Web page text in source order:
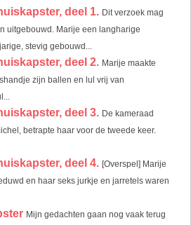
deel 1. Dit verzoek mag
uitgebouwd. Marije een langharige
stevig gebouwd...
deel 2. Marije maakte
zijn ballen en lul vrij van
deel 3. De kameraad
betrapte haar voor de tweede keer.
deel 4. [Overspel] Marije
en haar seks jurkje en jarretels waren
Mijn gedachten gaan nog vaak terug